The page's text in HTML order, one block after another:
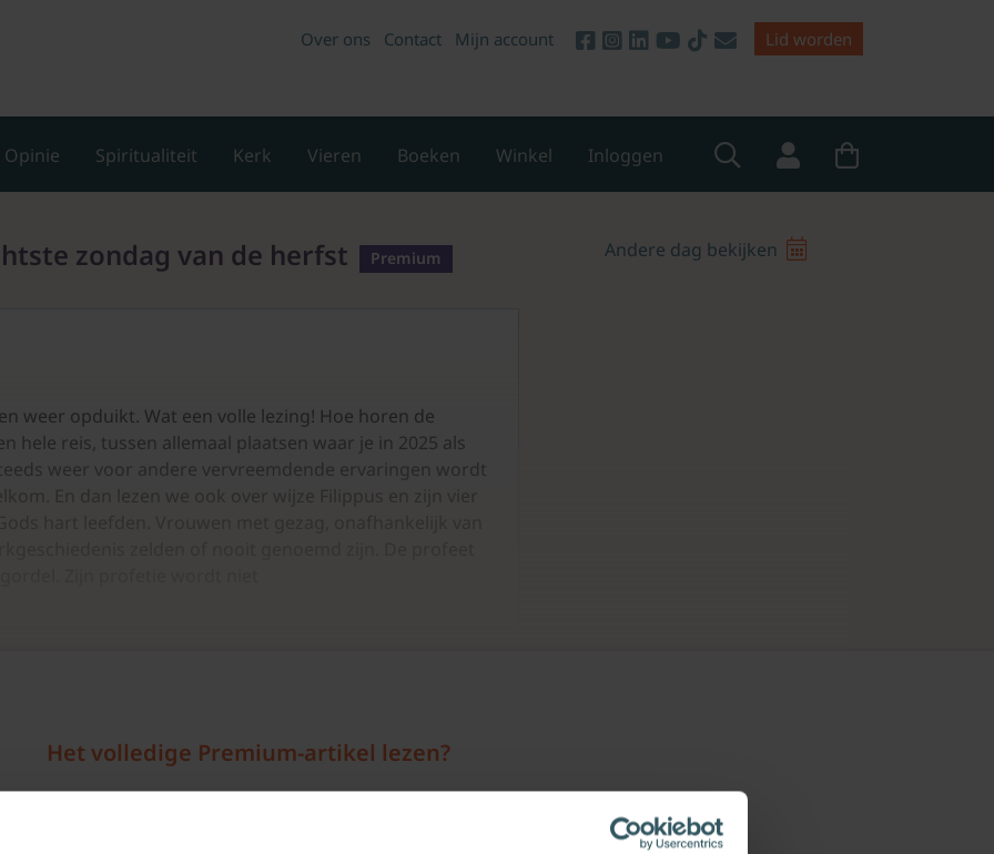
Over ons Contact Mijn account Lid worden
Opinie Spiritualiteit Kerk Vieren Boeken Winkel Inloggen
Andere dag bekijken
zondag van de herfst Premium
weer opduikt. Wat een volle lezing! Hoe horen de
hele reis, tussen allemaal plaatsen waar je in 2025 als
weer voor andere vervreemdende ervaringen wordt
Het volledige Premium-artikel lezen?